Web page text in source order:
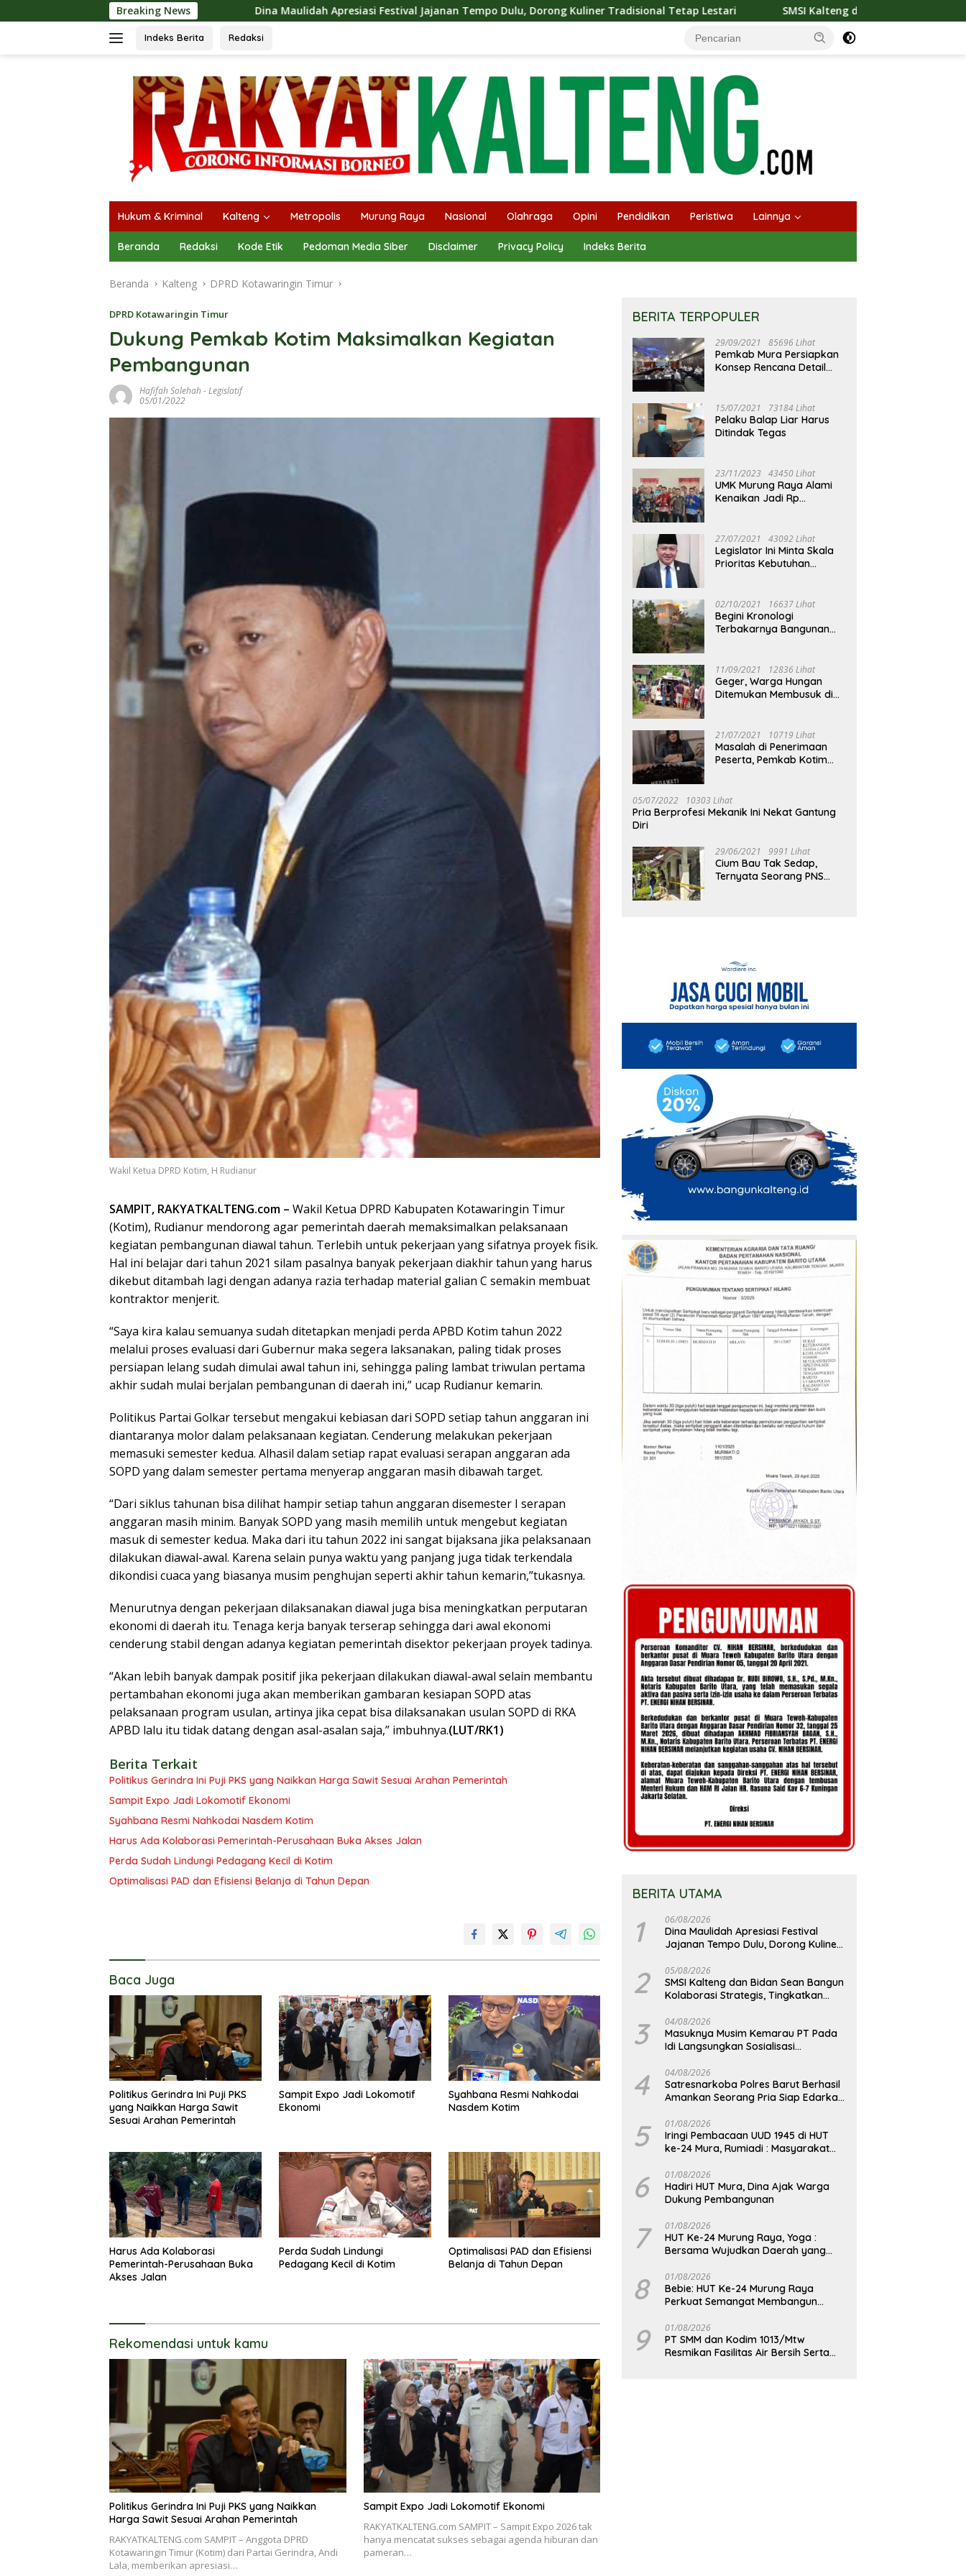
ke
Breaking News
Dina Maulidah Apresiasi Festival Jajanan Tempo Dulu, Dorong Kuliner Tradisional Tetap Lestari SMSI Kalteng dan Bidan Sean Bangun Kolaborasi Strategis,
Indeks Berita Redaksi
Hukum & Kriminal Kalteng Metropolis Murung Raya Nasional Olahraga Opini Pendidikan Peristiwa Lainnya
Beranda Redaksi Kode Etik Pedoman Media Siber Disclaimer Privacy Policy Indeks Berita
Beranda Kalteng DPRD Kotawaringin Timur
DPRD Kotawaringin Timur
Dukung Pemkab Kotim Maksimalkan Kegiatan
Pembangunan
Hafifah Solehah -Legislatif
05/01/2022
Wakil Ketua DPRD Kotim, H Rudianur
SAMPIT, RAKYATKALTENG.com – Wakil Ketua DPRD Kabupaten Kotawaringin Timur
(Kotim), Rudianur mendorong agar pemerintah daerah memaksimalkan pelaksanaan
kegiatan pembangunan diawal tahun. Terlebih untuk pekerjaan yang sifatnya proyek fisik.
Hal ini belajar dari tahun 2021 silam pasalnya banyak pekerjaan diakhir tahun yang harus
dikebut ditambah lagi dengan adanya razia terhadap material galian C semakin membuat
kontraktor menjerit.
“Saya kira kalau semuanya sudah ditetapkan menjadi perda APBD Kotim tahun 2022
melalui proses evaluasi dari Gubernur maka segera laksanakan, paling tidak proses
persiapan lelang sudah dimulai awal tahun ini, sehingga paling lambat triwulan pertama
akhir sudah mulai berjalan pembangunan di daerah ini,” ucap Rudianur kemarin.
Politikus Partai Golkar tersebut mengakui kebiasan dari SOPD setiap tahun anggaran ini
diantaranya molor dalam pelaksanaan kegiatan. Cenderung melakukan pekerjaan
memasuki semester kedua. Alhasil dalam setiap rapat evaluasi serapan anggaran ada
SOPD yang dalam semester pertama menyerap anggaran masih dibawah target.
“Dari siklus tahunan bisa dilihat hampir setiap tahun anggaran disemester I serapan
anggaran masih minim. Banyak SOPD yang masih memilih untuk mengebut kegiatan
masuk di semester kedua. Maka dari itu tahun 2022 ini sangat bijaksana jika pelaksanaan
dilakukan diawal-awal. Karena selain punya waktu yang panjang juga tidak terkendala
dikondisi cuaca yang biasanya musim penghujan seperti akhir tahun kemarin,”tukasnya.
Menurutnya dengan pekerjaan dilaksanakan diawal juga bisa meningkatkan perputaran
ekonomi di daerah itu. Tenaga kerja banyak terserap sehingga dari awal ekonomi
cenderung stabil dengan adanya kegiatan pemerintah disektor pekerjaan proyek tadinya.
“Akan lebih banyak dampak positif jika pekerjaan dilakukan diawal-awal selain membantu
pertambahan ekonomi juga akan memberikan gambaran kesiapan SOPD atas
pelaksanaan program usulan, artinya jika cepat bisa dilaksanakan usulan SOPD di RKA
APBD lalu itu tidak datang dengan asal-asalan saja,” imbuhnya.(LUT/RK1)
Berita Terkait
Politikus Gerindra Ini Puji PKS yang Naikkan Harga Sawit Sesuai Arahan Pemerintah
Sampit Expo Jadi Lokomotif Ekonomi
Syahbana Resmi Nahkodai Nasdem Kotim
Harus Ada Kolaborasi Pemerintah-Perusahaan Buka Akses Jalan
Perda Sudah Lindungi Pedagang Kecil di Kotim
Optimalisasi PAD dan Efisiensi Belanja di Tahun Depan
Baca Juga
Politikus Gerindra Ini Puji PKS
yang Naikkan Harga Sawit
Sesuai Arahan Pemerintah
Sampit Expo Jadi Lokomotif
Ekonomi
Syahbana Resmi Nahkodai
Nasdem Kotim
Harus Ada Kolaborasi
Pemerintah-Perusahaan Buka
Akses Jalan
Perda Sudah Lindungi
Pedagang Kecil di Kotim
Optimalisasi PAD dan Efisiensi
Belanja di Tahun Depan
Rekomendasi untuk kamu
Politikus Gerindra Ini Puji PKS yang Naikkan
Harga Sawit Sesuai Arahan Pemerintah
RAKYATKALTENG.com SAMPIT – Anggota DPRD
Kotawaringin Timur (Kotim) dari Partai Gerindra, Andi
Lala, memberikan apresiasi…
Sampit Expo Jadi Lokomotif Ekonomi
RAKYATKALTENG.com SAMPIT – Sampit Expo 2026 tak
hanya mencatat sukses sebagai agenda hiburan dan
pameran…
BERITA TERPOPULER
29/09/2021 85696 Lihat
Pemkab Mura Persiapkan
Konsep Rencana Detail
15/07/2021 73184 Lihat
Pelaku Balap Liar Harus
Ditindak Tegas
23/11/2023 43450 Lihat
UMK Murung Raya Alami
Kenaikan Jadi Rp
27/07/2021 43092 Lihat
Legislator Ini Minta Skala
Prioritas Kebutuhan
02/10/2021 16637 Lihat
Begini Kronologi
Terbakarnya Bangunan
11/09/2021 12836 Lihat
Geger, Warga Hungan
Ditemukan Membusuk di
21/07/2021 10719 Lihat
Masalah di Penerimaan
Peserta, Pemkab Kotim
05/07/2022 10303 Lihat
Pria Berprofesi Mekanik Ini Nekat Gantung
Diri
29/06/2021 9991 Lihat
Cium Bau Tak Sedap,
Ternyata Seorang PNS
BERITA UTAMA
1 06/08/2026
Dina Maulidah Apresiasi Festival
Jajanan Tempo Dulu, Dorong Kuliner
2 05/08/2026
SMSI Kalteng dan Bidan Sean Bangun
Kolaborasi Strategis, Tingkatkan
3 04/08/2026
Masuknya Musim Kemarau PT Pada
Idi Langsungkan Sosialisasi
4 04/08/2026
Satresnarkoba Polres Barut Berhasil
Amankan Seorang Pria Siap Edarkan
Gram
5 01/08/2026
Iringi Pembacaan UUD 1945 di HUT
ke-24 Mura, Rumiadi : Masyarakat
yang Lebih Besar
6 01/08/2026
Hadiri HUT Mura, Dina Ajak Warga
Dukung Pembangunan
7 01/08/2026
HUT Ke-24 Murung Raya, Yoga :
Bersama Wujudkan Daerah yang
8 01/08/2026
Bebie: HUT Ke-24 Murung Raya
Perkuat Semangat Membangun
9 01/08/2026
PT SMM dan Kodim 1013/Mtw
Resmikan Fasilitas Air Bersih Serta